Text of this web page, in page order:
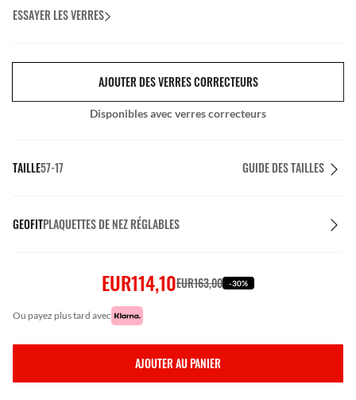
ESSAYER LES VERRES
AJOUTER DES VERRES CORRECTEURS
Disponibles avec verres correcteurs
TAILLE57-17 GUIDE DES TAILLES
GEOFITPLAQUETTES DE NEZ RÉGLABLES
EUR114,10EUR163,00 -30%
ou payez plus tard avec
AJOUTER AU PANIER